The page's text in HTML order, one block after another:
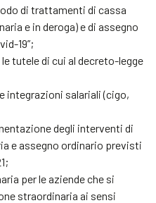
di trattamenti di cassa
e in deroga) e di assegno
19”;
tutele di cui al decreto-legge
integrazioni salariali (cigo,
degli interventi di
e assegno ordinario previsti
per le aziende che si
straordinaria ai sensi